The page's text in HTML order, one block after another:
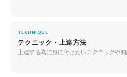
TECHNIQUE
テクニック・上達方法
上達する為に身に付けたいテクニックや